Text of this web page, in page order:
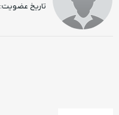
تاریخ عضویت: 02-25-2017